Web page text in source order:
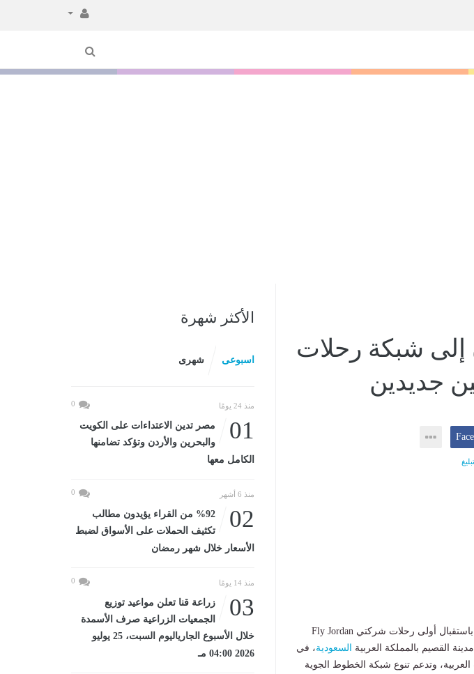
إلى شبكة رحلات
جديدين
تبليغ
واصل مطار سفنكس الدولي توسيع شبكة رحلاته الإقليمية، باستقبال أولى رحلات شركتي Fly Jordan
السعودية، في
وتدعم تنوع شبكة الخطوط الجوية
الأكثر شهرة
اسبوعى شهرى
منذ 24 يومًا 0
01
مصر تدين الاعتداءات على الكويت
والبحرين والأردن وتؤكد تضامنها
الكامل معها
منذ 6 أشهر 0
02
%92 من القراء يؤيدون مطالب
تكثيف الحملات على الأسواق لضبط
الأسعار خلال شهر رمضان
منذ 14 يومًا 0
03
زراعة قنا تعلن مواعيد توزيع
الجمعيات الزراعية صرف الأسمدة
خلال الأسبوع الجارياليوم السبت، 25 يوليو
2026 04:00 مـ